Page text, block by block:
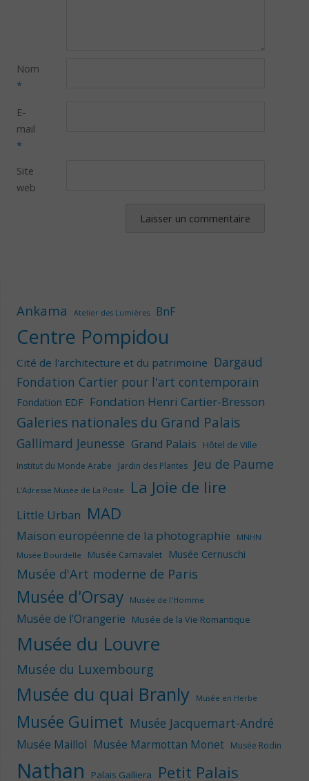
Nom
*
E-
mail
*
Site
web
Ankama Atelier des Lumières BnF
Centre Pompidou
Cité de l'architecture et du patrimoine Dargaud
Fondation Cartier pour l'art contemporain
Fondation EDF Fondation Henri Cartier-Bresson
Galeries nationales du Grand Palais
Gallimard Jeunesse Grand Palais Hôtel de Ville
Institut du Monde Arabe Jardin des Plantes Jeu de Paume
L'Adresse Musée de La Poste La Joie de lire
Little Urban MAD
Maison européenne de la photographie
MNHN
Musée Bourdelle
Musée Carnavalet Musée Cernuschi
Musée d'Art moderne de Paris
Musée d'Orsay Musée de l'Homme
Musée de l'Orangerie Musée de la Vie Romantique
Musée du Louvre
Musée du Luxembourg
Musée du quai Branly Musée en Herbe
Musée Guimet Musée Jacquemart-André
Musée Maillol Musée Marmottan Monet Musée Rodin
Nathan Palais Galliera Petit Palais